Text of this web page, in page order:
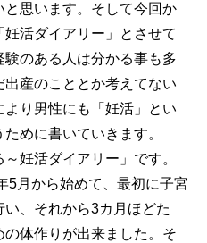
思います。そして今回か
活ダイアリー」とさせて
のある人は分かる事も多
産のこととか考えてない
り男性にも「妊活」とい
めに書いていきます。
～妊活ダイアリー」です。
5月から始めて、最初に子宮
、それから3カ月ほどた
体作りが出来ました。そ